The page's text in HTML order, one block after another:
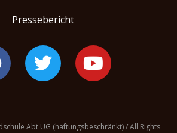
Pressebericht
Abt UG (haftungsbeschränkt) / All Rights